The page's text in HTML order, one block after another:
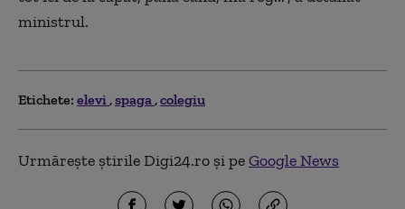
ministrul.
Etichete: elevi spaga colegiu
Urmărește știrile Digi24.ro și peGoogle News